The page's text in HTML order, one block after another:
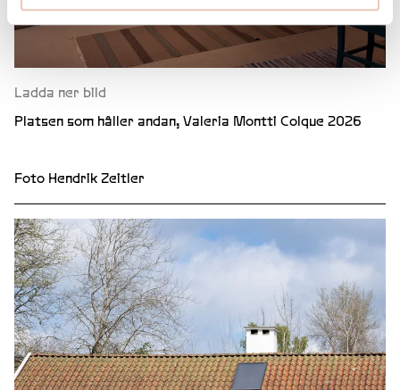
Ladda ner bild
Platsen som håller andan, Valeria Montti Colque 2026
Foto Hendrik Zeitler